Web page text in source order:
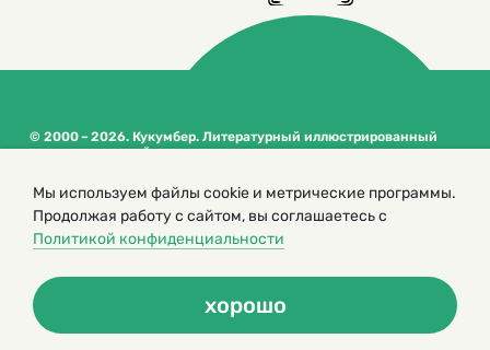
© 2000 – 2026. Кукумбер. Литературный иллюстрированный
журнал для детей
сайта
Политика конфиденциальности
Мы используем файлы cookie и метрические программы.
Продолжая работу с сайтом, вы соглашаетесь с
Политикой конфиденциальности
хорошо